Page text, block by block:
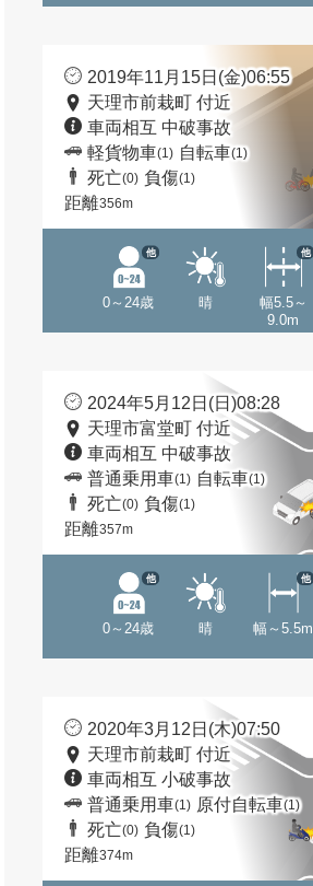
2019年11月15日(金)06:55
天理市前栽町 付近
車両相互 中破事故
軽貨物車(1) 自転車(1)
死亡(0) 負傷(1)
距離356m
0～24歳
他
晴
幅5.5～
9.0m
他
2024年5月12日(日)08:28
天理市富堂町 付近
車両相互 中破事故
普通乗用車(1) 自転車(1)
死亡(0) 負傷(1)
距離357m
0～24歳
他
晴 幅～5.5m
他
2020年3月12日(木)07:50
天理市前栽町 付近
車両相互 小破事故
普通乗用車(1) 原付自転車(1)
死亡(0) 負傷(1)
距離374m